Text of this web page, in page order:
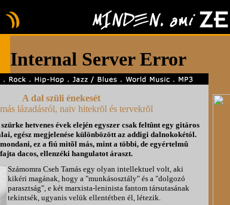
A dal szüli énekesét
lázadásról, naiv hitekrõl és tervekrõl
hetvenes évek elején egyszer csak feltûnt egy gitáros
egész megjelenése különbözött az addigi dalnokokétól.
ez a fiú mitõl más, mint a többi, de egyértelmû
dacos, ellenzéki hangulatot áraszt.
Számomra Cseh Tamás egy olyan intellektuel volt, aki
kikéri magának, hogy a "munkásosztály" és a "dolgozó
parasztság", e két marxista-leninista fantom társutasának
tekintsék, ugyanis velük ellentétben él, létezik.